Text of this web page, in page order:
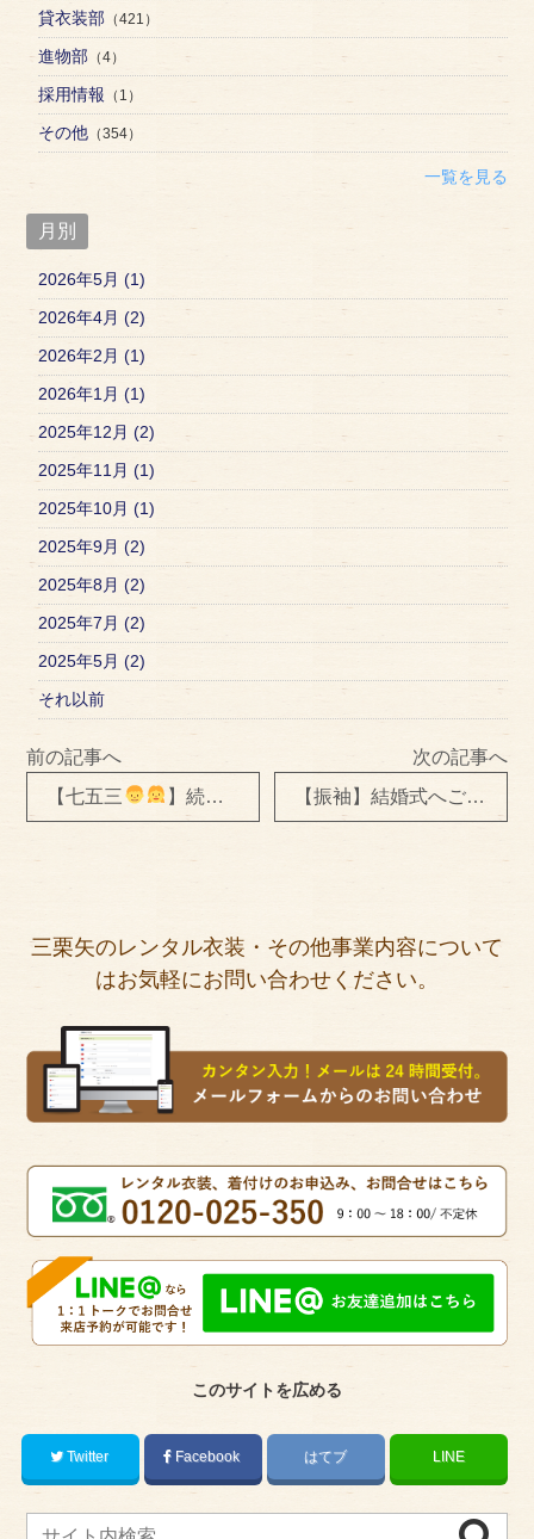
貸衣装部 （421）
進物部 （4）
採用情報 （1）
その他 （354）
一覧を見る
月別
2026年5月 (1)
2026年4月 (2)
2026年2月 (1)
2026年1月 (1)
2025年12月 (2)
2025年11月 (1)
2025年10月 (1)
2025年9月 (2)
2025年8月 (2)
2025年7月 (2)
2025年5月 (2)
それ以前
前の記事へ
【七五三
】続 2019年ご縁をいただいたお客さま
次の記事へ
【振袖】結婚式へご出席
三栗矢のレンタル衣装・その他事業内容について
はお気軽にお問い合わせください。
このサイトを広める
Twitter Facebook はてブ LINE